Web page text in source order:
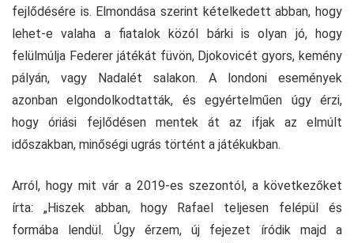
fejlődésére is. Elmondása szerint kételkedett abban, hogy
lehet-e valaha a fiatalok közól bárki is olyan jó, hogy
felülmúlja Federer játékát füvön, Djokovicét gyors, kemény
pályán, vagy Nadalét salakon. A londoni események
azonban elgondolkodtatták, és egyértelműen úgy érzi,
hogy óriási fejlődésen mentek át az ifjak az elmúlt
időszakban, minőségi ugrás történt a játékukban.
Arról, hogy mit vár a 2019-es szezontól, a következőket
írta: „Hiszek abban, hogy Rafael teljesen felépül és
formába lendül. Úgy érzem, új fejezet íródik majd a